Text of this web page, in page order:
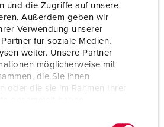
und die Zugriffe auf unsere
Außerdem geben wir
Verwendung unserer
für soziale Medien,
weiter. Unsere Partner
möglicherweise mit
die Sie ihnen
oder die sie im Rahmen Ihrer